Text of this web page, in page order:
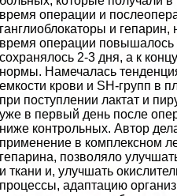
время операции и
ганглиоблокаторы и
время операции
сохранялось 2-3 дня, а к
нормы. Намечалась
емкости крови и SH-групп в
при поступлении лактат и
уже в первый день после
ниже контрольных. Автор
применение в комплексном
гепарина, позволяло
и ткани и, улучшать
процессы, адаптацию